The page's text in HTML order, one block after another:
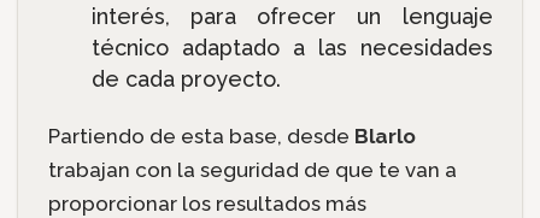
interés, para ofrecer un lenguaje
técnico adaptado a las necesidades
de cada proyecto.
Partiendo de esta base, desde Blarlo
trabajan con la seguridad de que te van a
proporcionar los resultados más